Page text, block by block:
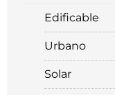
Edificable
Urbano
Solar